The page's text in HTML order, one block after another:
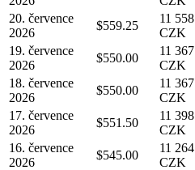
20. července
2026
$559.25
11 558
CZK
19. července
2026
$550.00
11 367
CZK
18. července
2026
$550.00
11 367
CZK
17. července
2026
$551.50
11 398
CZK
16. července
2026
$545.00
11 264
CZK